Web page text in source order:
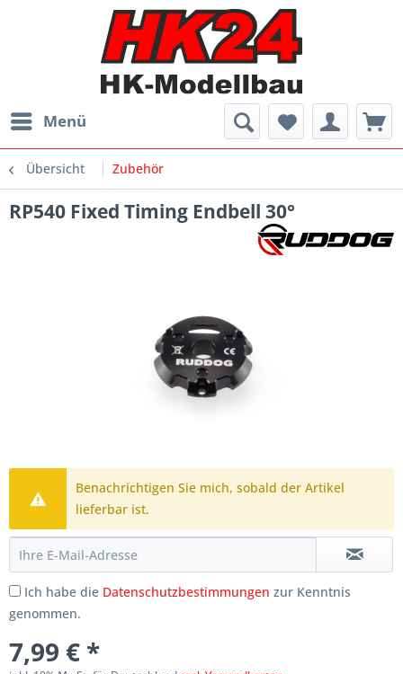
Menü
Übersicht Zubehör
RP540 Fixed Timing Endbell 30°
Benachrichtigen Sie mich, sobald der Artikel
lieferbar ist.
Ich habe die Datenschutzbestimmungen zur Kenntnis
genommen.
7,99 € *